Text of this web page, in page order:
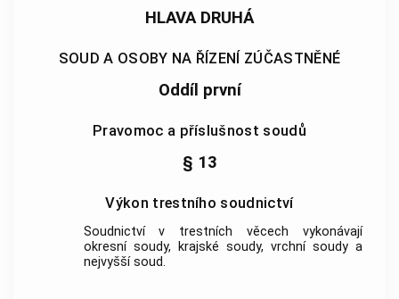
HLAVA DRUHÁ
SOUD A OSOBY NA ŘÍZENÍ ZÚČASTNĚNÉ
Oddíl první
Pravomoc a příslušnost soudů
§ 13
Výkon trestního soudnictví
Soudnictví v trestních věcech vykonávají
okresní soudy, krajské soudy, vrchní soudy a
nejvyšší soud.